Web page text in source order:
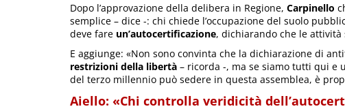
Dopo l’approvazione della delibera in Regione, Carpinello
semplice – dice -: chi chiede l’occupazione del suolo
deve fare un’autocertificazione, dichiarando che le
E aggiunge: «Non sono convinta che la dichiarazione di
restrizioni della libertà – ricorda -, ma se siamo tutti qui e
del terzo millennio può sedere in questa assemblea, è
Aiello: «Chi controlla veridicità